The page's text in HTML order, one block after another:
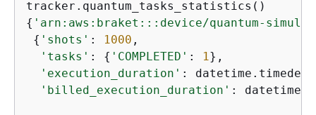
{ 'arn:aws:braket:::device/quantum-
{ 'shots' : 1000 ,
'tasks' : { 'COMPLETED' : 1 },
'execution_duration' :
'billed_execution_duration' :